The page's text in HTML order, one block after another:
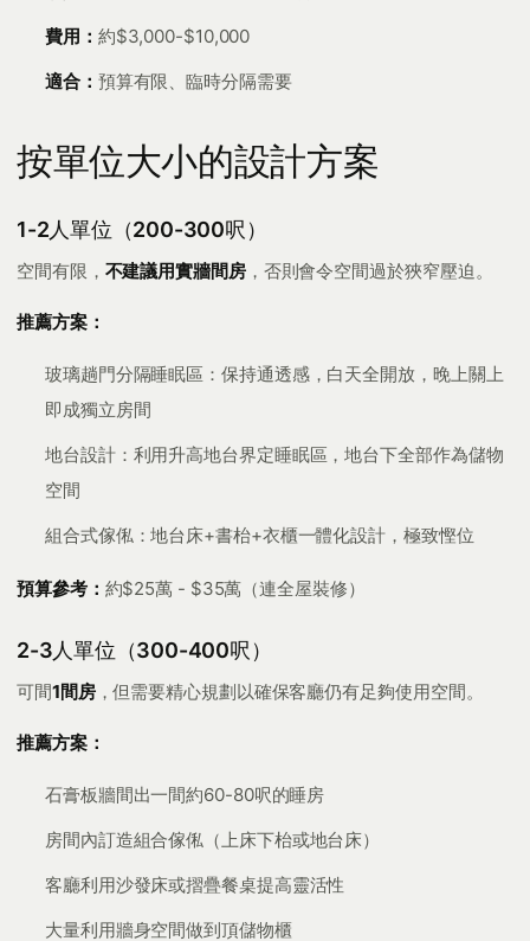
費用： 約$3,000-$10,000
適合： 預算有限、臨時分隔需要
按單位大小的設計方案
1-2人單位（200-300呎）
空間有限， 不建議用實牆間房，否則會令空間過於狹窄壓迫。
推薦方案：
玻璃趟門分隔睡眠區：保持通透感，白天全開放，晚上關上
即成獨立房間
地台設計：利用升高地台界定睡眠區，地台下全部作為儲物
空間
組合式傢俬：地台床+書枱+衣櫃一體化設計，極致慳位
預算參考： 約$25萬 - $35萬（連全屋裝修）
2-3人單位（300-400呎）
可間1間房，但需要精心規劃以確保客廳仍有足夠使用空間。
推薦方案：
石膏板牆間出一間約60-80呎的睡房
房間內訂造組合傢俬（上床下枱或地台床）
客廳利用沙發床或摺疊餐桌提高靈活性
大量利用牆身空間做到頂儲物櫃